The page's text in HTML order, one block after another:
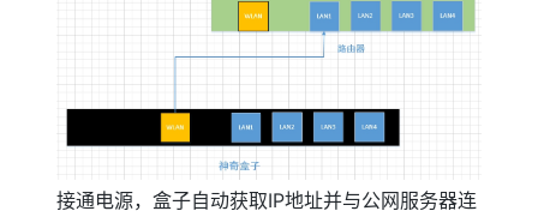
接通电源，盒子自动获取IP地址并与公网服务器连